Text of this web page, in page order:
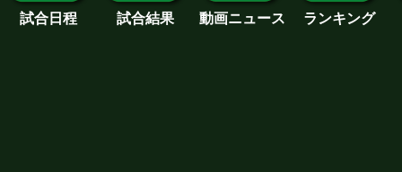
試合日程 試合結果 動画ニュース ランキング